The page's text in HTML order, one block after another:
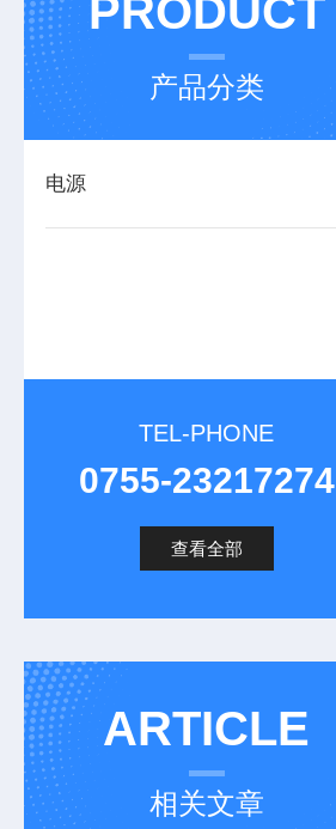
PRODUCT
产品分类
电源
TEL-PHONE
0755-23217274
查看全部
ARTICLE
相关文章